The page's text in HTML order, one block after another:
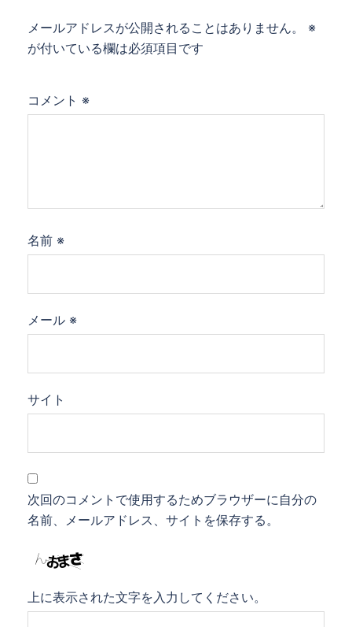
メールアドレスが公開されることはありません。
※
が付いている欄は必須項目です
コメント ※
名前 ※
メール ※
サイト
次回のコメントで使用するためブラウザーに自分の
名前、メールアドレス、サイトを保存する。
上に表示された文字を入力してください。